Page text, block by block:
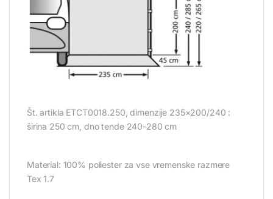
Št. artikla ETCT0018.250, dimenzije 235×200/240 :
širina 250 cm, dno tende 240-280 cm
Material: 100% poliester za vse vremenske razmere
Tex 1.7